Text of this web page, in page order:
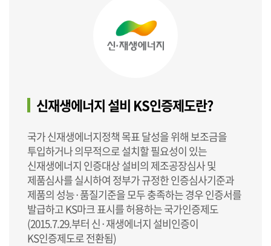
신재생에너지 설비 KS인증제도란?
국가 신재생에너지정책 목표 달성을 위해 보조금을
투입하거나 의무적으로 설치할 필요성이 있는
신재생에너지 인증대상 설비의 제조공장심사 및
제품심사를 실시하여 정부가 규정한 인증심사기준과
제품의 성능·품질기준을 모두 충족하는 경우 인증서를
발급하고 KS마크 표시를 허용하는 국가인증제도
(2015.7.29.부터 신·재생에너지 설비인증이
KS인증제도로 전환됨)